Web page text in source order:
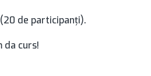
de participanți).
da curs!